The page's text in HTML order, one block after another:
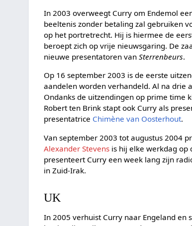
In 2003 overweegt Curry om Endemol
beeltenis zonder betaling zal gebruiken
op het portretrecht. Hij is hiermee de
beroept zich op vrije nieuwsgaring. De
nieuwe presentatoren vanSterrenbeurs.
Op 16 september 2003 is de eerste
aandelen worden verhandeld. Al na drie
Ondanks de uitzendingen op prime time
Robert ten Brink stapt ook Curry als
presentatrice Chimène van Oosterhout.
Van september 2003 tot augustus 2004
Alexander Stevens is hij elke werkdag
presenteert Curry een week lang zijn
in Zuid-Irak.
UK
In 2005 verhuist Curry naar Engeland en